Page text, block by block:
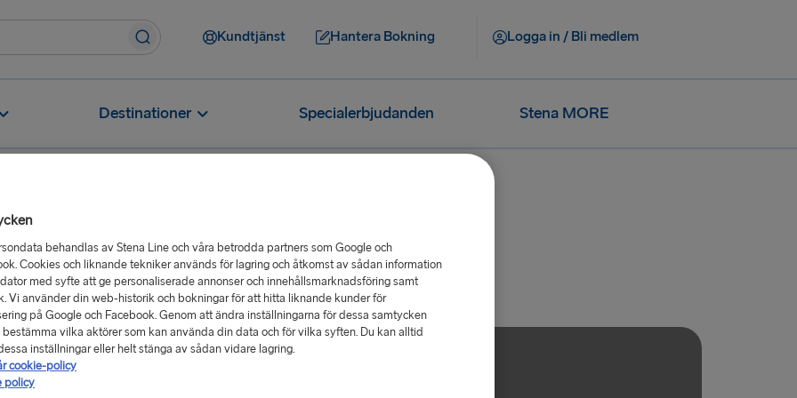
Kundtjänst Hantera Bokning Logga in / Bli medlem
Destinationer Specialerbjudanden Stena MORE
från Göteborg till Kiel
behandlas av Stena Line och våra betrodda partners som Google och
Cookies och liknande tekniker används för lagring och åtkomst av sådan information
med syfte att ge personaliserade annonser och innehållsmarknadsföring samt
Vi använder din web-historik och bokningar för att hitta liknande kunder för
på Google och Facebook. Genom att ändra inställningarna för dessa samtycken
bestämma vilka aktörer som kan använda din data och för vilka syften. Du kan alltid
inställningar eller helt stänga av sådan vidare lagring.
cookie-policy
policy